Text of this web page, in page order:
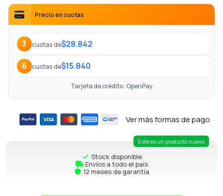
Precio en cuotas
3 cuotas de$28.842
6 cuotas de$15.840
Tarjeta de crédito · OpenPay
Ver más formas de pago
Este es un producto nuevo
Stock disponible
Envíos a todo el país
12 meses de garantía